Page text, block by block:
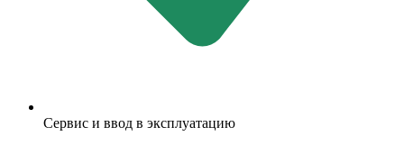
Сервис и ввод в эксплуатацию